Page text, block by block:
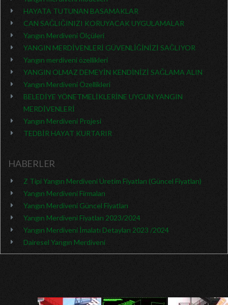
HAYATA TUTUNAN BASAMAKLAR
CAN SAĞLIĞINIZI KORUYACAK UYGULAMALAR
Yangın Merdiveni Ölçüleri
YANGIN MERDİVENLERİ GÜVENLİĞİNİZİ SAĞLIYOR
Yangın merdiveni özellikleri
YANGIN OLMAZ DEMEYİN KENDİNİZİ SAĞLAMA ALIN
Yangın Merdiveni Özellikleri
BELEDİYE YÖNETMELİKLERİNE UYGUN YANGIN
MERDİVENLERİ
Yangın Merdiveni Projesi
TEDBİR HAYAT KURTARIR
HABERLER
Z Tipi Yangın Merdiveni Üretim Fiyatları (Güncel Fiyatları)
Yangın Merdiveni Firmaları
Yangın Merdiveni Güncel Fiyatları
Yangın Merdiveni Fiyatları 2023/2024
Yangın Merdiveni İmalatı Detayları 2023 /2024
Dairesel Yangın Merdiveni